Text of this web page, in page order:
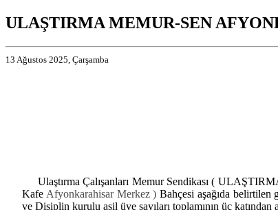
ULAŞTIRMA MEMUR-SEN
13 Ağustos 2025, Çarşamba
Ulaştırma Çalışanları Memur Sendikası (
Kafe Afyonkarahisar Merkez ) Bahçesi aşağıda belirtilen
ve Disiplin kurulu asil üye sayıları toplamının üç